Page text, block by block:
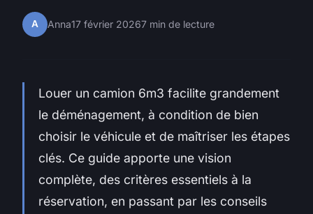
A Anna17 février 20267 min de lecture
Louer un camion 6m3 facilite grandement
le déménagement, à condition de bien
choisir le véhicule et de maîtriser les étapes
clés. Ce guide apporte une vision
complète, des critères essentiels à la
réservation, en passant par les conseils